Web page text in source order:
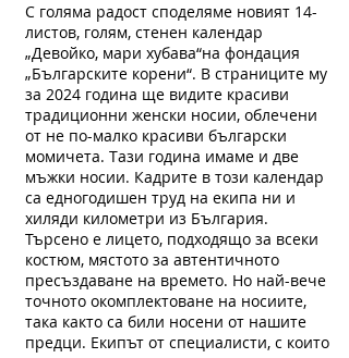
С голяма радост споделяме новият 14-
листов, голям, стенен календар
„Девойко, мари хубава“на фондация
„Българските корени“. В страниците му
за 2024 година ще видите красиви
традиционни женски носии, облечени
от не по-малко красиви български
момичета. Тази година имаме и две
мъжки носии. Кадрите в този календар
са едногодишен труд на екипа ни и
хиляди километри из България.
Търсено е лицето, подходящо за всеки
костюм, мястото за автентичното
пресъздаване на времето. Но най-вече
точното окомплектоване на носиите,
така както са били носени от нашите
предци. Екипът от специалисти, с които